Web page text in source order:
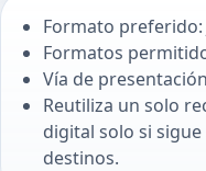
Formato preferido:
Formatos
Vía de
Reutiliza un solo
digital solo si
destinos.